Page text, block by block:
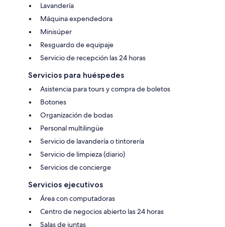
Lavandería
Máquina expendedora
Minisúper
Resguardo de equipaje
Servicio de recepción las 24 horas
Servicios para huéspedes
Asistencia para tours y compra de boletos
Botones
Organización de bodas
Personal multilingüe
Servicio de lavandería o tintorería
Servicio de limpieza (diario)
Servicios de concierge
Servicios ejecutivos
Área con computadoras
Centro de negocios abierto las 24 horas
Salas de juntas